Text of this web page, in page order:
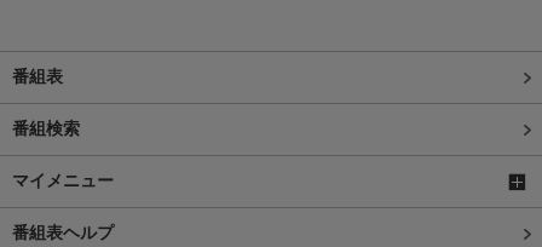
番組表
番組検索
マイメニュー
番組表ヘルプ